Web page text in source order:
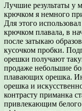
Лучшие результаты у
крючком я немного
Для этого
крючком плавала, в
после затыкаю
кусочком пробки.
орешки получают
продаже небольшие
плавающих орешка.
орешка и
контрасту приманка
привлекающим